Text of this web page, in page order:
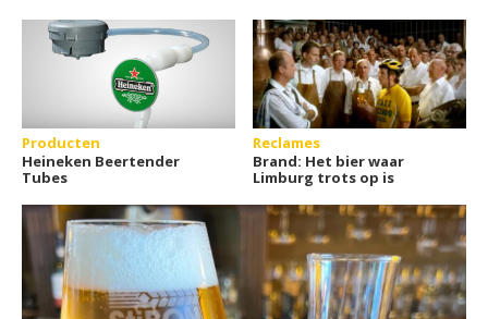
Producten
Heineken Beertender
Tubes
Reclames
Brand: Het bier waar
Limburg trots op is